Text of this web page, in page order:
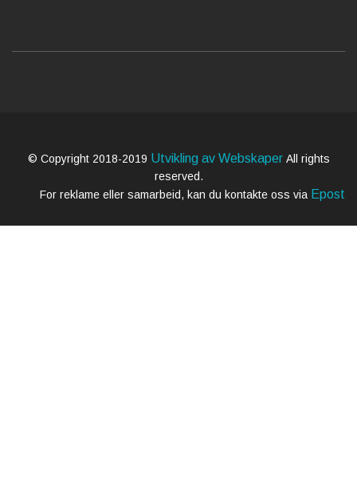
© Copyright 2018-2019 Utvikling av Webskaper All rights
reserved.
For reklame eller samarbeid, kan du kontakte oss via Epost